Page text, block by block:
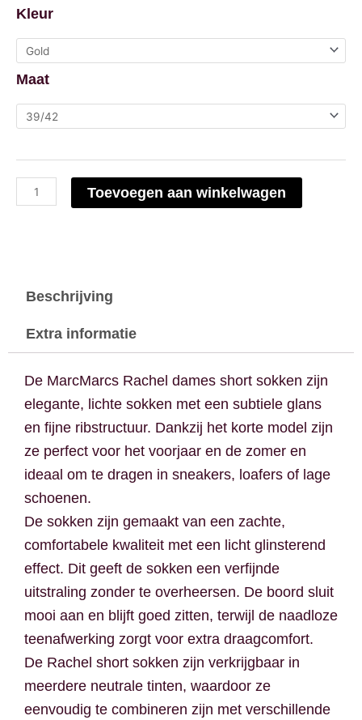
Kleur
Maat
Marc
Rachel
aantal
Toevoegen aan winkelwagen
Beschrijving
Extra informatie
De MarcMarcs Rachel dames short sokken zijn
elegante, lichte sokken met een subtiele glans
en fijne ribstructuur. Dankzij het korte model zijn
ze perfect voor het voorjaar en de zomer en
ideaal om te dragen in sneakers, loafers of lage
schoenen.
De sokken zijn gemaakt van een zachte,
comfortabele kwaliteit met een licht glinsterend
effect. Dit geeft de sokken een verfijnde
uitstraling zonder te overheersen. De boord sluit
mooi aan en blijft goed zitten, terwijl de naadloze
teenafwerking zorgt voor extra draagcomfort.
De Rachel short sokken zijn verkrijgbaar in
meerdere neutrale tinten, waardoor ze
eenvoudig te combineren zijn met verschillende